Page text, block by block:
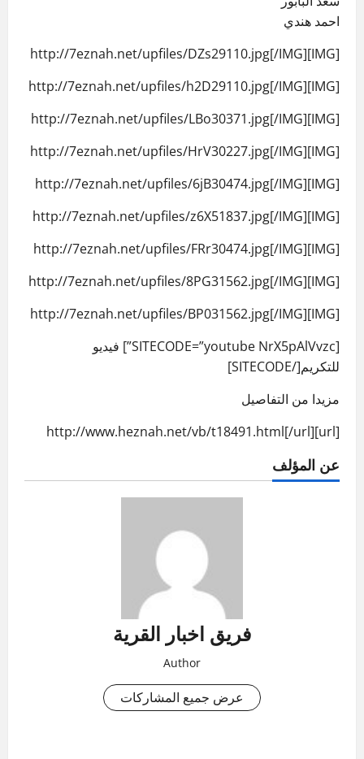
احمد هندي
[IMG]http://7eznah.net/upfiles/DZs29110.jpg[/IMG]
[IMG]http://7eznah.net/upfiles/h2D29110.jpg[/IMG]
[IMG]http://7eznah.net/upfiles/LBo30371.jpg[/IMG]
[IMG]http://7eznah.net/upfiles/HrV30227.jpg[/IMG]
[IMG]http://7eznah.net/upfiles/6jB30474.jpg[/IMG]
[IMG]http://7eznah.net/upfiles/z6X51837.jpg[/IMG]
[IMG]http://7eznah.net/upfiles/FRr30474.jpg[/IMG]
[IMG]http://7eznah.net/upfiles/8PG31562.jpg[/IMG]
[IMG]http://7eznah.net/upfiles/BP031562.jpg[/IMG]
[SITECODE=”youtube NrX5pAlVvzc”] فيديو
للتكريم[/SITECODE]
مزيدا من التفاصيل
[url]http://www.heznah.net/vb/t18491.html[/url]
عن المؤلف
فريق اخبار القرية
Author
عرض جميع المشاركات